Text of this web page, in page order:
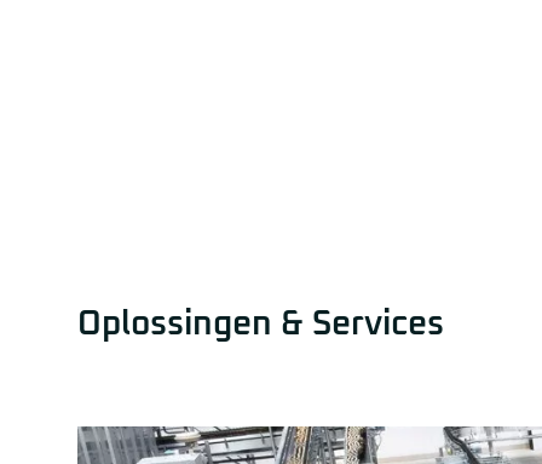
Oplossingen & Services